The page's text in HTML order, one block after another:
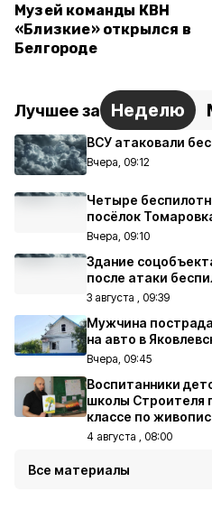
Музей команды КВН
«Близкие» открылся в
Белгороде
Лучшее за Неделю
ВСУ атаковали
Вчера, 09:12
Четыре
посёлок
Вчера, 09:10
Здание
после атаки
3 августа , 09:39
Мужчина
на авто в
Вчера, 09:45
Воспитанники
школы Строителя
классе по
4 августа , 08:00
Все материалы